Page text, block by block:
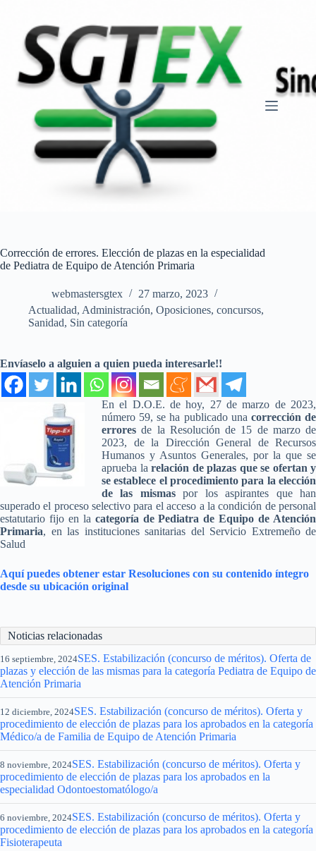
contenido
Corrección de errores. Elección de plazas en la especialidad
de Pediatra de Equipo de Atención Primaria
webmastersgtex
27 marzo, 2023
Actualidad, Administración, Oposiciones, concursos,
Sanidad, Sin categoría
Envíaselo a alguien a quien pueda interesarle!!
En el D.O.E. de hoy, 27 de marzo de 2023,
número 59, se ha publicado una corrección de
errores de la Resolución de 15 de marzo de
2023, de la Dirección General de Recursos
Humanos y Asuntos Generales, por la que se
aprueba la relación de plazas que se ofertan y
se establece el procedimiento para la elección
de las mismaspor los aspirantes que han
superado el proceso selectivo para el acceso a la condición de personal
estatutario fijo en la categoría de Pediatra de Equipo de Atención
Primaria, en las instituciones sanitarias del Servicio Extremeño de
Salud
Aquí puedes obtener estar Resoluciones con su contenido íntegro
desde su ubicación original
Noticias relacionadas
16 septiembre, 2024SES. Estabilización (concurso de méritos). Oferta de
plazas y elección de las mismas para la categoría Pediatra de Equipo de
Atención Primaria
12 diciembre, 2024SES. Estabilización (concurso de méritos). Oferta y
procedimiento de elección de plazas para los aprobados en la categoría
Médico/a de Familia de Equipo de Atención Primaria
8 noviembre, 2024SES. Estabilización (concurso de méritos). Oferta y
procedimiento de elección de plazas para los aprobados en la
especialidad Odontoestomatólogo/a
6 noviembre, 2024SES. Estabilización (concurso de méritos). Oferta y
procedimiento de elección de plazas para los aprobados en la categoría
Fisioterapeuta